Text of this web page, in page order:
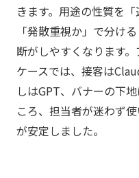
きます。用途の性質を
「発散重視か」で分け
断がしやすくなります
ケースでは、接客は
しはGPT、バナーの下
ころ、担当者が迷わず
が安定しました。